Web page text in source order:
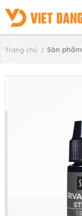
Trang chủ Sản phẩm